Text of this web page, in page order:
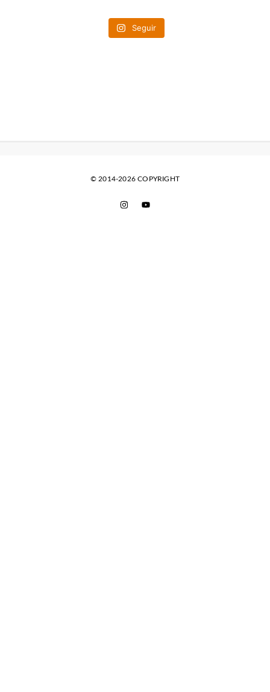
Seguir
© 2014-2026 COPYRIGHT